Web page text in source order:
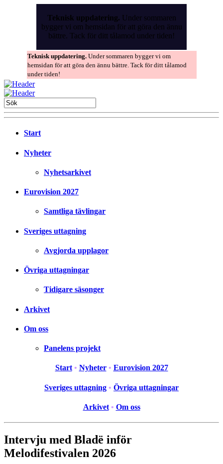
Teknisk uppdatering. Under sommaren
bygger vi om hemsidan för att göra den ännu
bättre. Tack för ditt tålamod under tiden!
Teknisk uppdatering. Under sommaren bygger vi om
hemsidan för att göra den ännu bättre. Tack för ditt tålamod
under tiden!
Start
Nyheter
Nyhetsarkivet
Eurovision 2027
Samtliga tävlingar
Sveriges uttagning
Avgjorda upplagor
Övriga uttagningar
Tidigare säsonger
Arkivet
Om oss
Panelens projekt
Start • Nyheter • Eurovision 2027
Sveriges uttagning • Övriga uttagningar
Arkivet • Om oss
Intervju med Bladë inför
Melodifestivalen 2026